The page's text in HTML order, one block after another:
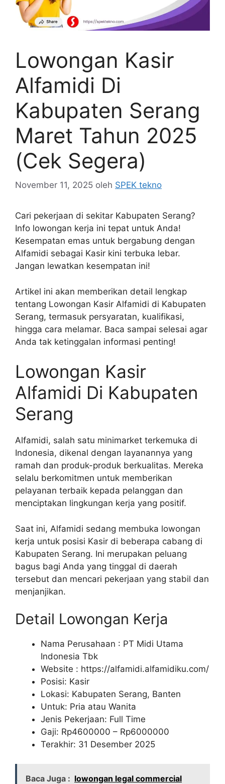
Lowongan Kasir
Alfamidi Di
Kabupaten Serang
Maret Tahun 2025
(Cek Segera)
November 11, 2025 oleh SPEK tekno
Cari pekerjaan di sekitar Kabupaten Serang?
Info lowongan kerja ini tepat untuk Anda!
Kesempatan emas untuk bergabung dengan
Alfamidi sebagai Kasir kini terbuka lebar.
Jangan lewatkan kesempatan ini!
Artikel ini akan memberikan detail lengkap
tentang Lowongan Kasir Alfamidi di Kabupaten
Serang, termasuk persyaratan, kualifikasi,
hingga cara melamar. Baca sampai selesai agar
Anda tak ketinggalan informasi penting!
Lowongan Kasir
Alfamidi Di Kabupaten
Serang
Alfamidi, salah satu minimarket terkemuka di
Indonesia, dikenal dengan layanannya yang
ramah dan produk-produk berkualitas. Mereka
selalu berkomitmen untuk memberikan
pelayanan terbaik kepada pelanggan dan
menciptakan lingkungan kerja yang positif.
Saat ini, Alfamidi sedang membuka lowongan
kerja untuk posisi Kasir di beberapa cabang di
Kabupaten Serang. Ini merupakan peluang
bagus bagi Anda yang tinggal di daerah
tersebut dan mencari pekerjaan yang stabil dan
menjanjikan.
Detail Lowongan Kerja
Nama Perusahaan : PT Midi Utama
Indonesia Tbk
Website : https://alfamidi.alfamidiku.com/
Posisi: Kasir
Lokasi: Kabupaten Serang, Banten
Untuk: Pria atau Wanita
Jenis Pekerjaan: Full Time
Gaji: Rp4600000 – Rp6000000
Terakhir: 31 Desember 2025
Baca Juga : lowongan legal commercial